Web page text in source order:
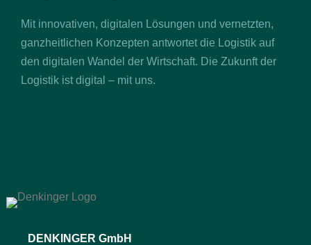
Mit innovativen, digitalen Lösungen und vernetzten,
ganzheitlichen Konzepten antwortet die Logistik auf
den digitalen Wandel der Wirtschaft. Die Zukunft der
Logistik ist digital – mit uns.
DENKINGER GmbH